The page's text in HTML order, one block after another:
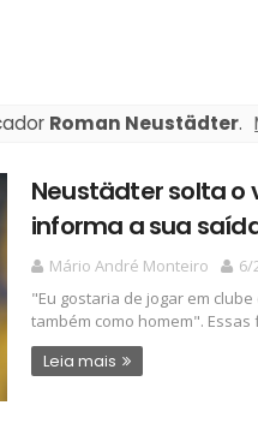
Roman Neustädter.
Neustädter solta o
informa a sua
Mário André Monteiro
6/
"Eu gostaria de jogar em
também como homem".
Leia mais